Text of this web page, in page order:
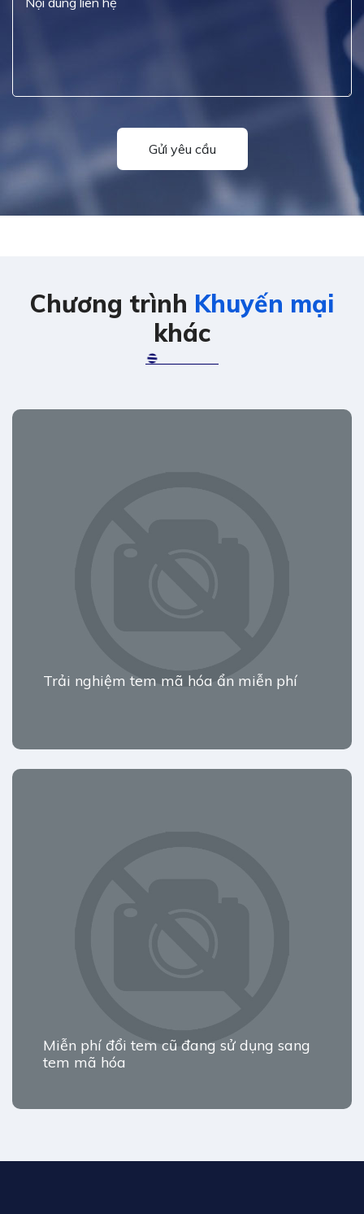
Gửi yêu cầu
Chương trình Khuyến mại
khác
Trải nghiệm tem mã hóa ẩn miễn phí
Miễn phí đổi tem cũ đang sử dụng sang
tem mã hóa